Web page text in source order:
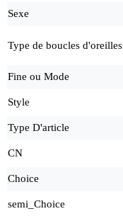
Sexe
Type de boucles d'oreilles
Fine ou Mode
Style
Type D'article
CN
Choice
semi_Choice